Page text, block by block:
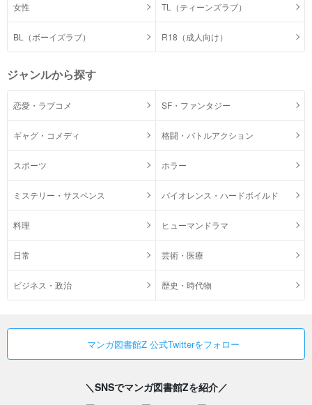
女性 TL（ティーンズラブ）
BL（ボーイズラブ） R18（成人向け）
ジャンルから探す
恋愛・ラブコメ SF・ファンタジー
ギャグ・コメディ 格闘・バトルアクション
スポーツ ホラー
ミステリー・サスペンス バイオレンス・ハードボイルド
料理 ヒューマンドラマ
日常 芸術・医療
ビジネス・政治 歴史・時代物
マンガ図書館Z 公式Twitterをフォロー
＼SNSでマンガ図書館Zを紹介／